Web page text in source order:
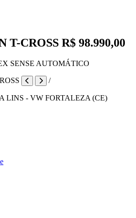
T-CROSS R$ 98.990,00
SENSE AUTOMÁTICO
/
LINS - VW FORTALEZA (CE)